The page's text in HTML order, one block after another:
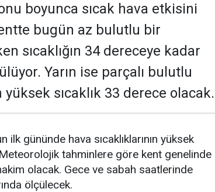
boyunca sıcak hava etkisini
bugün az bulutlu bir
sıcaklığın 34 dereceye kadar
Yarın ise parçalı bulutlu
sıcaklık 33 derece olacak.
ilk gününde hava sıcaklıklarının yüksek
tahminlere göre kent genelinde
olacak. Gece ve sabah saatlerinde
ölçülecek.